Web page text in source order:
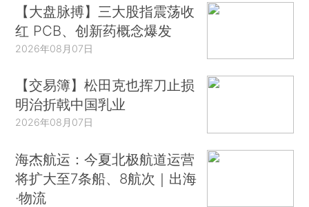
【大盘脉搏】三大股指震荡收
红 PCB、创新药概念爆发
2026年08月07日
【交易簿】松田克也挥刀止损
明治折戟中国乳业
2026年08月07日
海杰航运：今夏北极航道运营
将扩大至7条船、8航次｜出海
·物流